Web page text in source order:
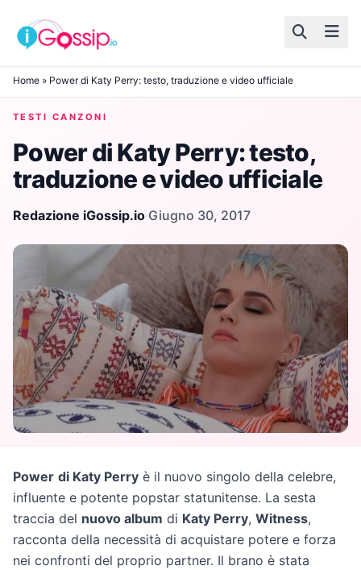
Skip to content
Home » Power di Katy Perry: testo, traduzione e video ufficiale
TESTI CANZONI
Power di Katy Perry: testo,
traduzione e video ufficiale
Redazione iGossip.io·Giugno 30, 2017
Power di Katy Perry è il nuovo singolo della celebre,
influente e potente popstar statunitense. La sesta
traccia del nuovo album di Katy Perry, Witness,
racconta della necessità di acquistare potere e forza
nei confronti del proprio partner. Il brano è stata